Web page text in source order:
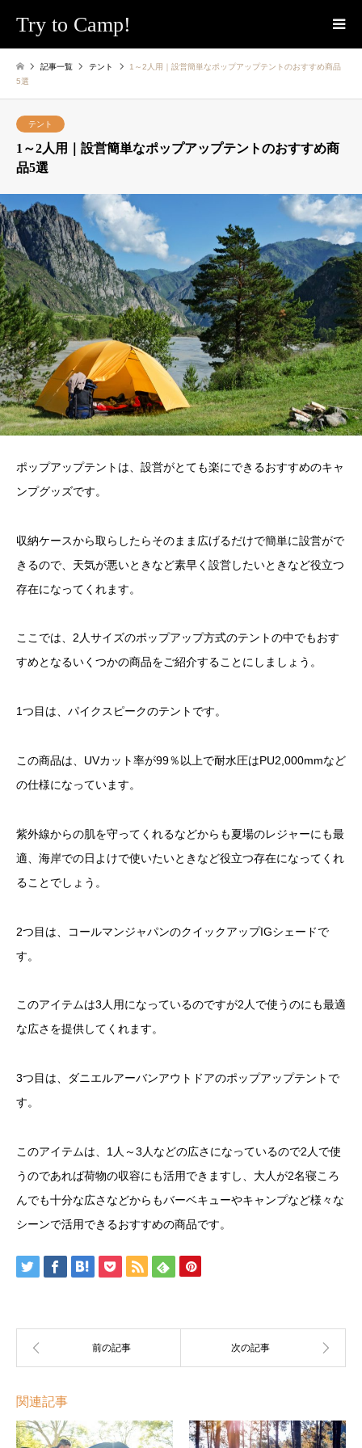
Try to Camp!
記事一覧 テント
1～2人用｜設営簡単なポップアップテントのおすすめ商品
5選
テント
1～2人用｜設営簡単なポップアップテントのおすすめ商
品5選
ポップアップテントは、設営がとても楽にできるおすすめのキャ
ンプグッズです。
収納ケースから取らしたらそのまま広げるだけで簡単に設営がで
きるので、天気が悪いときなど素早く設営したいときなど役立つ
存在になってくれます。
ここでは、2人サイズのポップアップ方式のテントの中でもおす
すめとなるいくつかの商品をご紹介することにしましょう。
1つ目は、パイクスピークのテントです。
この商品は、UVカット率が99％以上で耐水圧はPU2,000mmなど
の仕様になっています。
紫外線からの肌を守ってくれるなどからも夏場のレジャーにも最
適、海岸での日よけで使いたいときなど役立つ存在になってくれ
ることでしょう。
2つ目は、コールマンジャパンのクイックアップIGシェードで
す。
このアイテムは3人用になっているのですが2人で使うのにも最適
な広さを提供してくれます。
3つ目は、ダニエルアーバンアウトドアのポップアップテントで
す。
このアイテムは、1人～3人などの広さになっているので2人で使
うのであれば荷物の収容にも活用できますし、大人が2名寝ころ
んでも十分な広さなどからもバーベキューやキャンプなど様々な
シーンで活用できるおすすめの商品です。
関連記事